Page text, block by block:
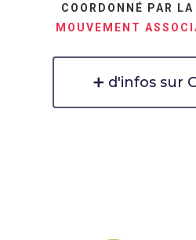
COORDONNÉ PAR LA
MOUVEMENT
➕ d'infos sur